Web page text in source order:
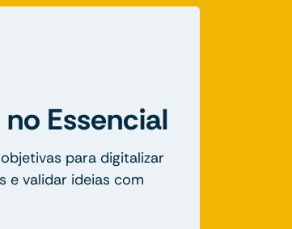
Essencial
para digitalizar
e validar ideias com